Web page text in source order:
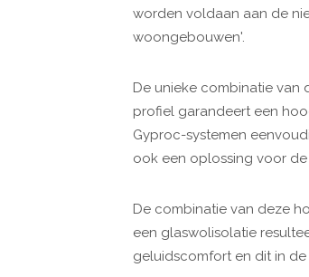
worden voldaan aan de
woongebouwen'.
De unieke combinatie van
profiel garandeert een
Gyproc-systemen
ook een oplossing voor
De combinatie van deze
een glaswolisolatie
geluidscomfort en dit in